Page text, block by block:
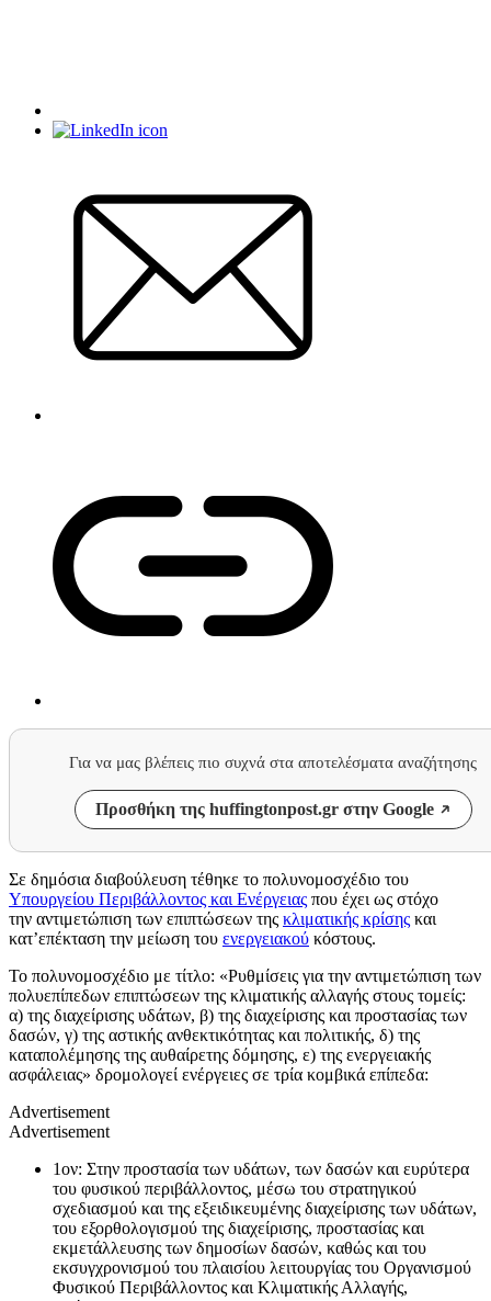
Για να μας βλέπεις πιο συχνά στα αποτελέσματα αναζήτησης
Προσθήκη της huffingtonpost.gr στην Google
Σε δημόσια διαβούλευση τέθηκε το πολυνομοσχέδιο του
Υπουργείου Περιβάλλοντος και Ενέργειας που έχει ως στόχο
την αντιμετώπιση των επιπτώσεων της κλιματικής κρίσης και
κατ’επέκταση την μείωση του ενεργειακού κόστους.
Το πολυνομοσχέδιο με τίτλο: «Ρυθμίσεις για την αντιμετώπιση των
πολυεπίπεδων επιπτώσεων της κλιματικής αλλαγής στους τομείς:
α) της διαχείρισης υδάτων, β) της διαχείρισης και προστασίας των
δασών, γ) της αστικής ανθεκτικότητας και πολιτικής, δ) της
καταπολέμησης της αυθαίρετης δόμησης, ε) της ενεργειακής
ασφάλειας» δρομολογεί ενέργειες σε τρία κομβικά επίπεδα:
Advertisement
Advertisement
1ον: Στην προστασία των υδάτων, των δασών και ευρύτερα
του φυσικού περιβάλλοντος, μέσω του στρατηγικού
σχεδιασμού και της εξειδικευμένης διαχείρισης των υδάτων,
του εξορθολογισμού της διαχείρισης, προστασίας και
εκμετάλλευσης των δημοσίων δασών, καθώς και του
εκσυγχρονισμού του πλαισίου λειτουργίας του Οργανισμού
Φυσικού Περιβάλλοντος και Κλιματικής Αλλαγής,